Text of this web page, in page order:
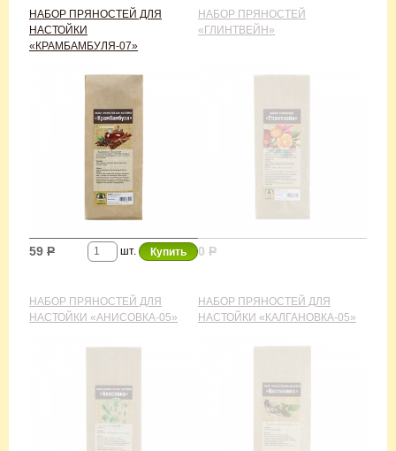
НАБОР ПРЯНОСТЕЙ ДЛЯ
НАСТОЙКИ
«КРАМБАМБУЛЯ-07»
шт.
59 Р
НАБОР ПРЯНОСТЕЙ
«ГЛИНТВЕЙН»
0 Р
НАБОР ПРЯНОСТЕЙ ДЛЯ
НАСТОЙКИ «АНИСОВКА-05»
НАБОР ПРЯНОСТЕЙ ДЛЯ
НАСТОЙКИ «КАЛГАНОВКА-05»